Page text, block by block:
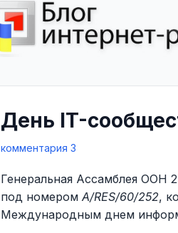
День IT-
комментария 3
Генеральная Ассамблея ООН
под номером A/RES/60/252,
Международным днем